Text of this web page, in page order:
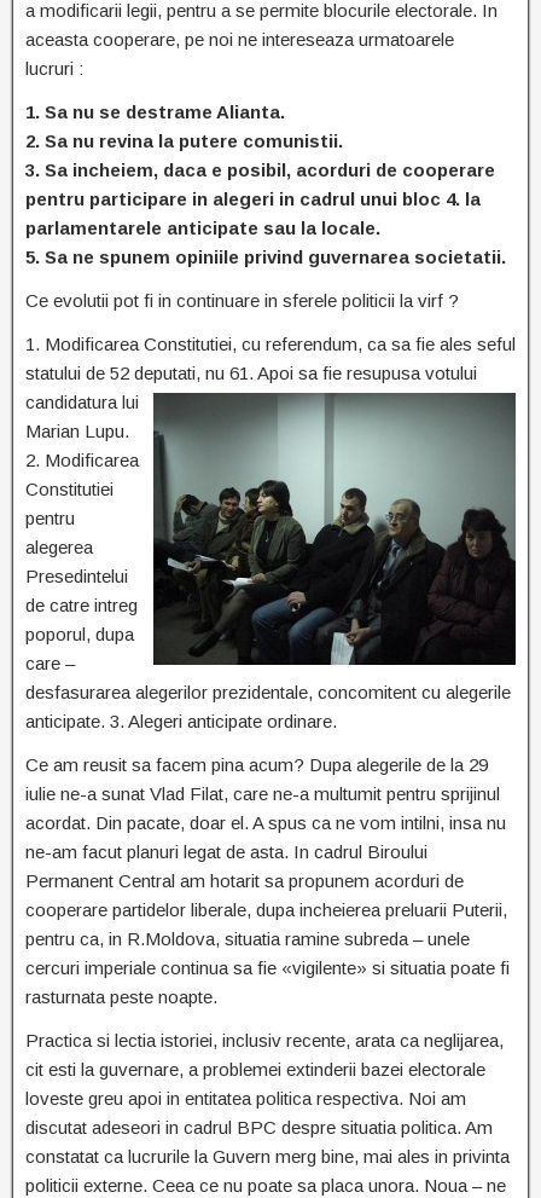
a modificarii legii, pentru a se permite blocurile electorale. In
aceasta cooperare, pe noi ne intereseaza urmatoarele
lucruri :
1. Sa nu se destrame Alianta.
2. Sa nu revina la putere comunistii.
3. Sa incheiem, daca e posibil, acorduri de cooperare
pentru participare in alegeri in cadrul unui bloc 4. la
parlamentarele anticipate sau la locale.
5. Sa ne spunem opiniile privind guvernarea societatii.
Ce evolutii pot fi in continuare in sferele politicii la virf ?
1. Modificarea Constitutiei, cu referendum, ca sa fie ales seful
statului de 52 deputati, nu 61. Apoi sa fie resupusavotului
candidatura lui
Marian Lupu.
2. Modificarea
Constitutiei
pentru
alegerea
Presedintelui
de catre intreg
poporul, dupa
care –
desfasurarea alegerilor prezidentale, concomitent cu alegerile
anticipate. 3. Alegeri anticipate ordinare.
Ce am reusit sa facem pina acum? Dupa alegerile de la 29
iulie ne-a sunat Vlad Filat, care ne-a multumit pentru sprijinul
acordat. Din pacate, doar el. A spus ca ne vom intilni, insa nu
ne-am facut planuri legat de asta. In cadrul Biroului
Permanent Central am hotarit sa propunem acorduri de
cooperare partidelor liberale, dupa incheierea preluarii Puterii,
pentru ca, in R.Moldova, situatia ramine subreda – unele
cercuri imperiale continua sa fie «vigilente» si situatia poate fi
rasturnata peste noapte.
Practica si lectia istoriei, inclusiv recente, arata ca neglijarea,
cit esti la guvernare, a problemei extinderii bazei electorale
loveste greu apoi in entitatea politica respectiva. Noi am
discutat adeseori in cadrul BPC despre situatia politica. Am
constatat ca lucrurile la Guvern merg bine, mai ales in privinta
politicii externe. Ceea ce nu poate sa placa unora. Noua – ne